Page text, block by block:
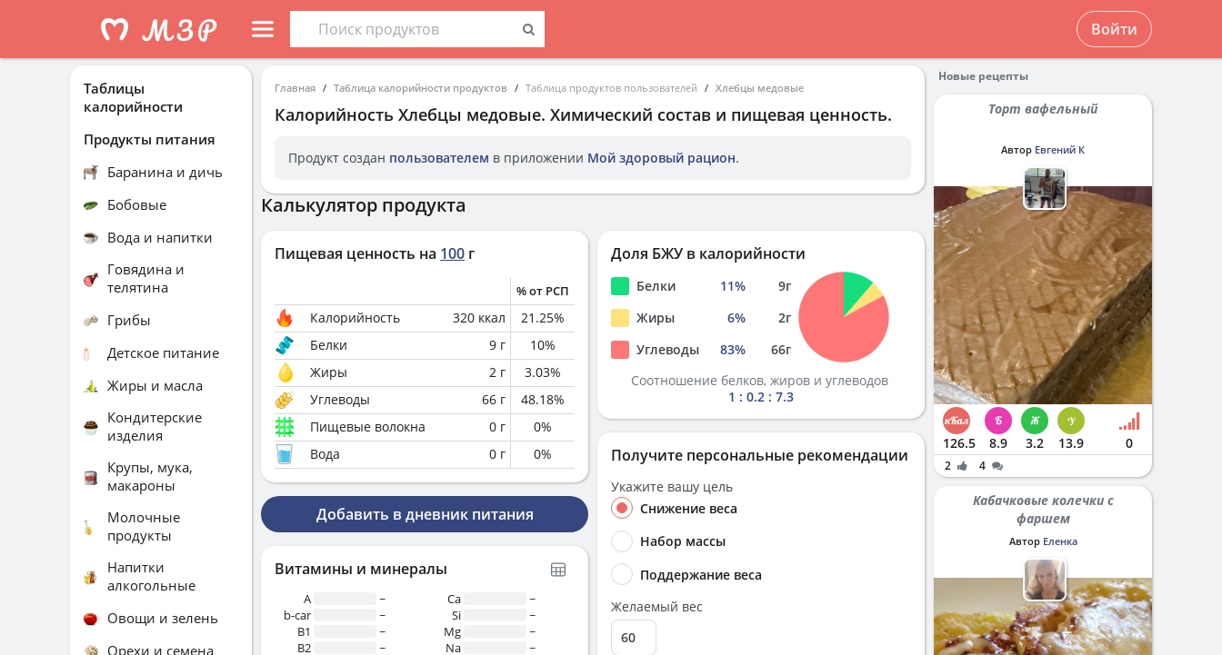
Войти
Главная Таблица калорийности продуктов Таблица продуктов пользователей Хлебцы медовые
Калорийность Хлебцы медовые. Химический состав и пищевая ценность.
Продукт создан пользователем в приложении Мой здоровый рацион.
Калькулятор продукта
Пищевая ценность на 100 г
% от РСП
Калорийность 320 ккал 21.25%
Белки
9 г 10%
Жиры
2 г 3.03%
Углеводы
66 г 48.18%
Пищевые волокна
0 г 0%
Вода
0 г 0%
Добавить в дневник питания
Витамины и минералы
A
~
b-car
~
В1
~
B2
~
Ca
~
Si
~
Mg
~
Na
~
Доля БЖУ в калорийности
Белки 11% 9г
Жиры
6% 2г
Углеводы
83% 66г
Соотношение белков, жиров и углеводов
1 : 0.2 : 7.3
Получите персональные рекомендации
Укажите вашу цель
Снижение веса
Набор массы
Поддержание веса
Желаемый вес
Таблицы
калорийности
Продукты питания
Баранина и дичь
Бобовые
Вода и напитки
Говядина и
телятина
Грибы
Детское питание
Жиры и масла
Кондитерские
изделия
Крупы, мука,
макароны
Молочные
продукты
Напитки
алкогольные
Овощи и зелень
Орехи и семена
Новые рецепты
Торт вафельный
Автор Евгений К
126.5 8.9 3.2 13.9 0
2 4
Кабачковые колечки с
фаршем
Автор Еленка